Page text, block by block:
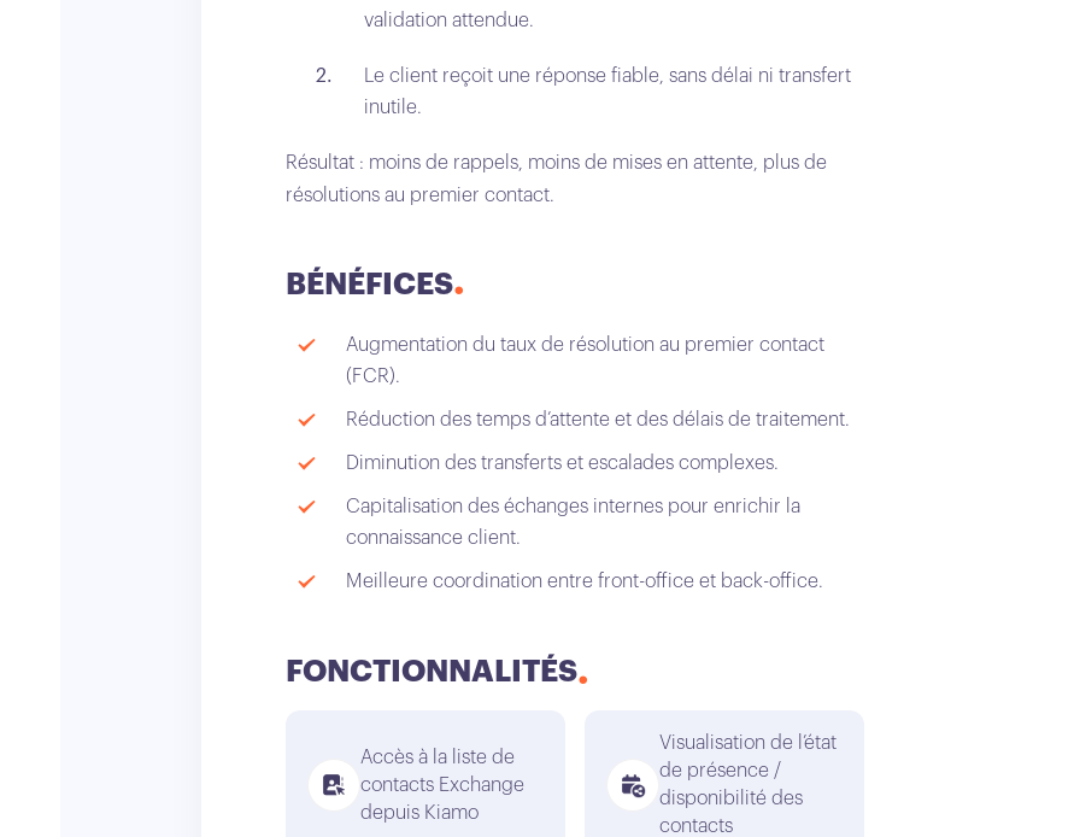
validation attendue.
Le client reçoit une réponse fiable, sans délai ni transfert
inutile.
Résultat : moins de rappels, moins de mises en attente, plus de
résolutions au premier contact.
BÉNÉFICES
Augmentation du taux de résolution au premier contact
(FCR).
Réduction des temps d’attente et des délais de traitement.
Diminution des transferts et escalades complexes.
Capitalisation des échanges internes pour enrichir la
connaissance client.
Meilleure coordination entre front-office et back-office.
FONCTIONNALITÉS
Accès à la liste de
contacts Exchange
depuis Kiamo
Visualisation de l’état
de présence /
disponibilité des
contacts